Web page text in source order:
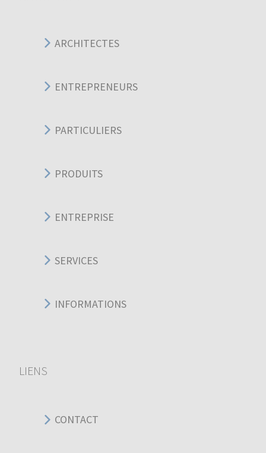
ARCHITECTES
ENTREPRENEURS
PARTICULIERS
PRODUITS
ENTREPRISE
SERVICES
INFORMATIONS
LIENS
CONTACT